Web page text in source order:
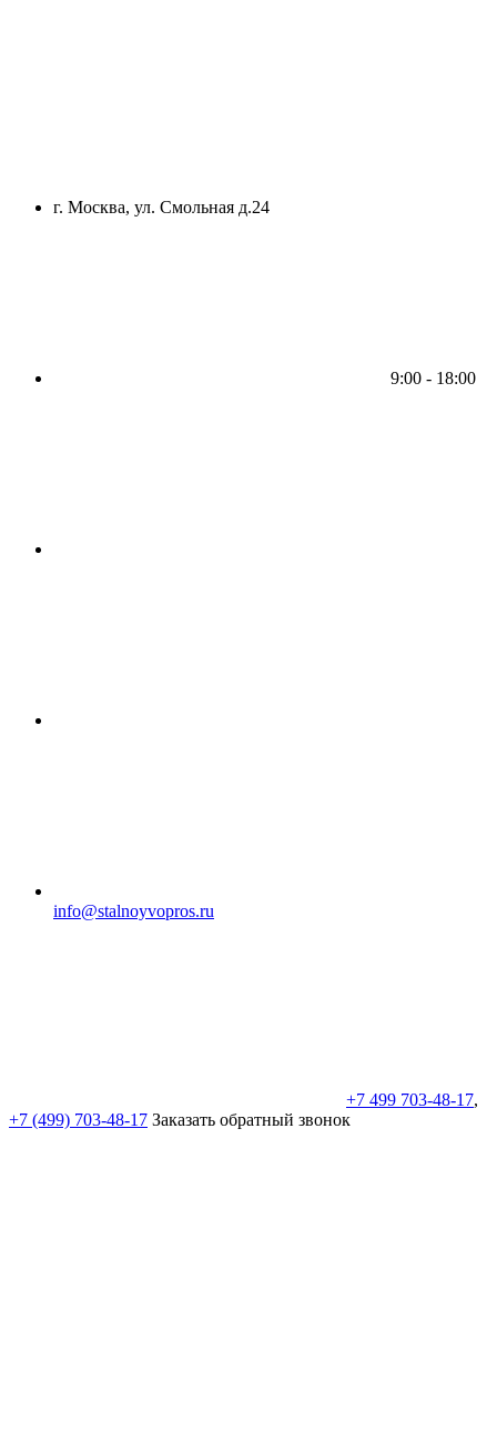
г. Москва, ул. Смольная д.24
9:00 - 18:00
info@stalnoyvopros.ru
+7 499 703-48-17,
+7 (499) 703-48-17 Заказать обратный звонок